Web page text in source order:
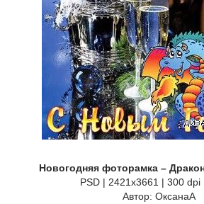
Новогодняя фоторамка –
PSD | 2421х3661 | 300 dpi
Автор: ОксанаА